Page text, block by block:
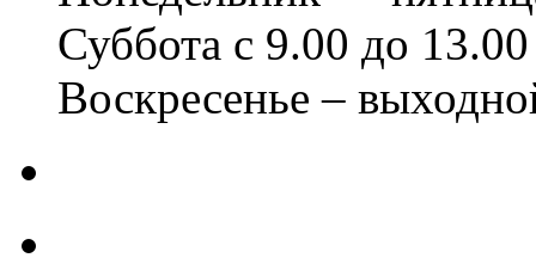
Суббота с 9.00 до 13.00
Воскресенье –